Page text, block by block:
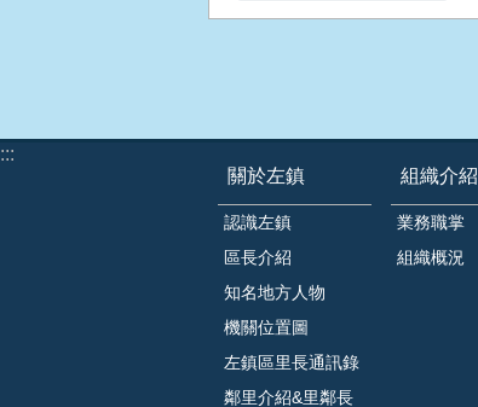
:::
關於左鎮
認識左鎮
區長介紹
知名地方人物
機關位置圖
左鎮區里長通訊錄
鄰里介紹&里鄰長
組織介紹
業務職掌
組織概況